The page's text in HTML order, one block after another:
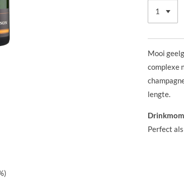
Mooi
complexe
lengte.
Perfect